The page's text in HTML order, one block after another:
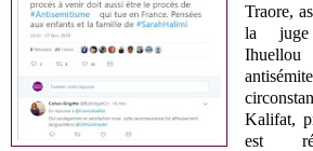
Traore,
la juge
Ihuellou
Kalifat,
est